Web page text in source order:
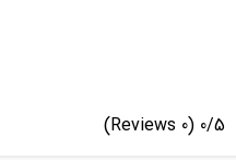
0/5
(0 Reviews)